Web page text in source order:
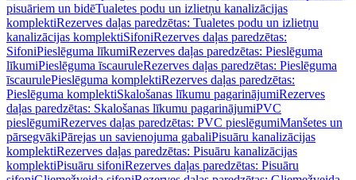
pisuāriem un bidēTualetes podu un izlietņu kanalizācijas
komplektiRezerves daļas paredzētas: Tualetes podu un izlietņu
kanalizācijas komplektiSifoniRezerves daļas paredzētas:
SifoniPieslēguma līkumiRezerves daļas paredzētas: Pieslēguma
līkumiPieslēguma īscauruleRezerves daļas paredzētas: Pieslēguma
īscaurulePieslēguma komplektiRezerves daļas paredzētas:
Pieslēguma komplektiSkalošanas līkumu pagarinājumiRezerves
daļas paredzētas: Skalošanas līkumu pagarinājumiPVC
pieslēgumiRezerves daļas paredzētas: PVC pieslēgumiManšetes un
pārsegvākiPārejas un savienojuma gabaliPisuāru kanalizācijas
komplektiRezerves daļas paredzētas: Pisuāru kanalizācijas
komplektiPisuāru sifoniRezerves daļas paredzētas: Pisuāru